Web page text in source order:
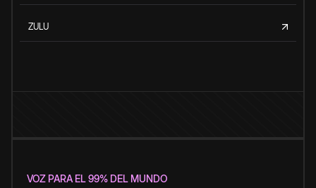
ZULU
VOZ PARA EL 99% DEL MUNDO